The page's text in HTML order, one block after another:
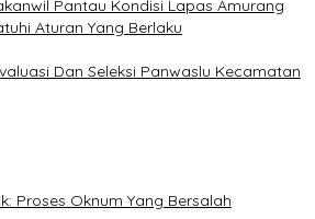
Pantau Kondisi Lapas Amurang
Aturan Yang Berlaku
Dan Seleksi Panwaslu Kecamatan
Proses Oknum Yang Bersalah